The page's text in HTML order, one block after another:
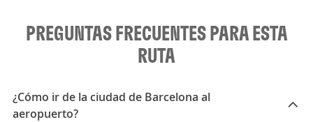
PREGUNTAS FRECUENTES PARA ESTA
RUTA
¿Cómo ir de la ciudad de Barcelona al
aeropuerto?